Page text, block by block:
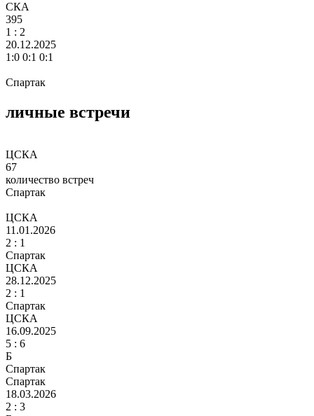
СКА
395
1 : 2
20.12.2025
1:0 0:1 0:1
Спартак
личные встречи
ЦСКА
67
количество встреч
Спартак
ЦСКА
11.01.2026
2 : 1
Спартак
ЦСКА
28.12.2025
2 : 1
Спартак
ЦСКА
16.09.2025
5 : 6
Б
Спартак
Спартак
18.03.2026
2 : 3